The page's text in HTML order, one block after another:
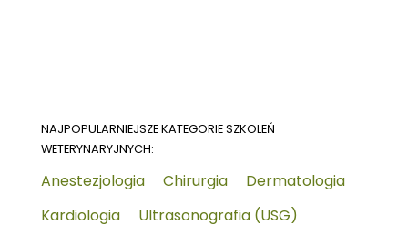
NAJPOPULARNIEJSZE KATEGORIE SZKOLEŃ
WETERYNARYJNYCH:
Anestezjologia Chirurgia
Dermatologia
Kardiologia
Ultrasonografia (USG)